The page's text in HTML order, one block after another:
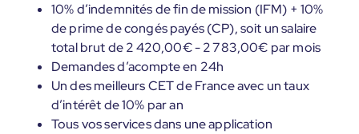
10% d’indemnités de fin de mission (IFM) + 10%
de prime de congés payés (CP), soit un salaire
total brut de 2 420,00€ - 2 783,00€ par mois
Demandes d’acompte en 24h
Un des meilleurs CET de France avec un taux
d’intérêt de 10% par an
Tous vos services dans une application